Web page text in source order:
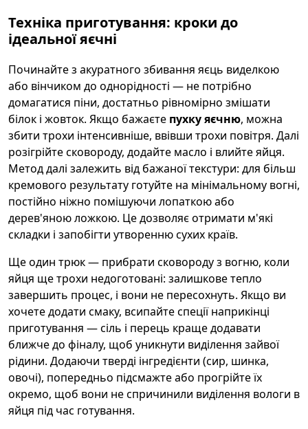
Техніка приготування: кроки до
ідеальної яєчні
Починайте з акуратного збивання яєць виделкою
або вінчиком до однорідності — не потрібно
домагатися піни, достатньо рівномірно змішати
білок і жовток. Якщо бажаєте пухку яєчню, можна
збити трохи інтенсивніше, ввівши трохи повітря. Далі
розігрійте сковороду, додайте масло і влийте яйця.
Метод далі залежить від бажаної текстури: для більш
кремового результату готуйте на мінімальному вогні,
постійно ніжно помішуючи лопаткою або
дерев'яною ложкою. Це дозволяє отримати м'які
складки і запобігти утворенню сухих країв.
Ще один трюк — прибрати сковороду з вогню, коли
яйця ще трохи недоготовані: залишкове тепло
завершить процес, і вони не пересохнуть. Якщо ви
хочете додати смаку, всипайте спеції наприкінці
приготування — сіль і перець краще додавати
ближче до фіналу, щоб уникнути виділення зайвої
рідини. Додаючи тверді інгредієнти (сир, шинка,
овочі), попередньо підсмажте або прогрійте їх
окремо, щоб вони не спричинили виділення вологи в
яйця під час готування.